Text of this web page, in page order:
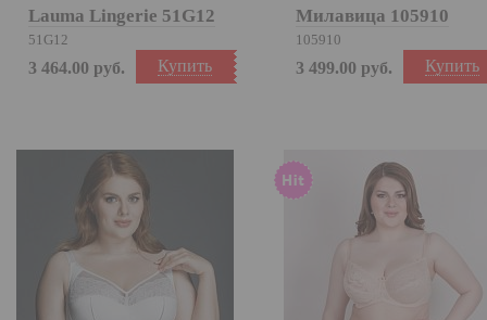
Lauma Lingerie 51G12
51G12
Купить
3 464.00 руб.
Милавица 105910
105910
Купить
3 499.00 руб.